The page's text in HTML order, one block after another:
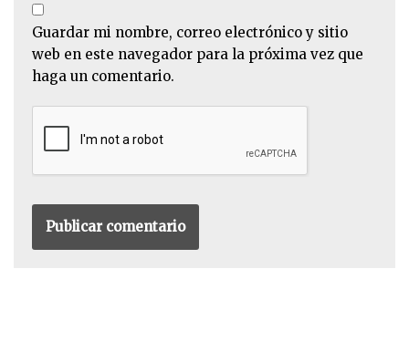
Guardar mi nombre, correo electrónico y sitio
web en este navegador para la próxima vez que
haga un comentario.